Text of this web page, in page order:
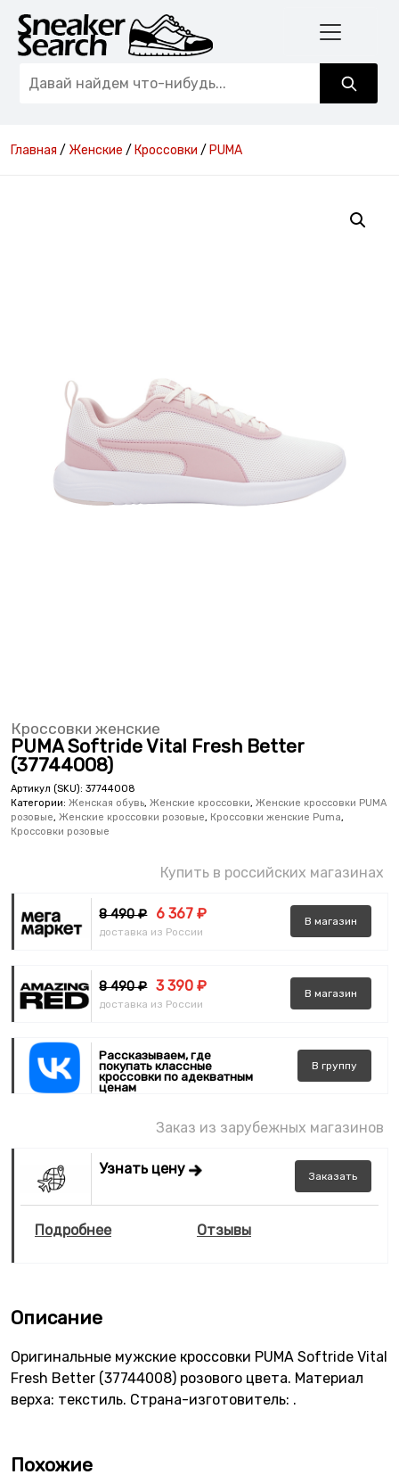
Главная / Женские / Кроссовки / PUMA
Кроссовки женские
PUMA Softride Vital Fresh Better
(37744008)
Артикул (SKU): 37744008
Категории: Женская обувь, Женские кроссовки, Женские кроссовки PUMA
розовые, Женские кроссовки розовые, Кроссовки женские Puma,
Кроссовки розовые
Купить в российских магазинах
8 490 ₽ 6 367 ₽
доставка из России
В магазин
8 490 ₽ 3 390 ₽
доставка из России
В магазин
Рассказываем, где
покупать классные
кроссовки по адекватным
ценам
В группу
Заказ из зарубежных магазинов
Узнать цену Заказать
Подробнее Отзывы
Описание
Оригинальные мужские кроссовки PUMA Softride Vital
Fresh Better (37744008) розового цвета. Материал
верха: текстиль. Страна-изготовитель: .
Похожие